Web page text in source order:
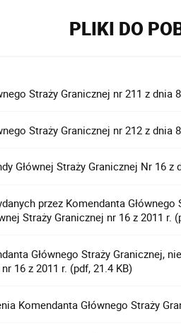
PLIKI DO
Straży Granicznej nr 211 z dnia
Straży Granicznej nr 212 z dnia
Głównej Straży Granicznej Nr 16 z
przez Komendanta
Straży Granicznej nr 16 z 2011 r.
Głównego Straży Granicznej,
16 z 2011 r. (pdf, 21.4 KB)
Komendanta Głównego Straży